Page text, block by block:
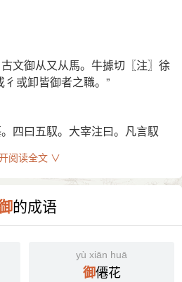
亡诸侯。——汉· 贾谊《过秦
御民(统治人民)；御宇(统治天
。如：御节(主掌季节)；御
詩·小雅》飮御諸友。《傳》
。吉甫遠從鎬地來，飮之酒，使
曲禮》御食于君。《註》勸侑曰
疏》謂主事也。
旨蓄，亦以御冬。
官名。《詩·大雅》王命傅御，遷
，謂冢宰也。《左傳·桓十七
》侍御史掌察舉非法，受公卿郡
凡郊廟朝會，則二人監威儀，有
文御从又从馬。牛據切〖注〗徐
或卸皆御者之職。”
四曰五馭。大宰注曰。凡言馭
見周禮。
阅读全文 ∨
的成语
yù xiān huā
御僊花